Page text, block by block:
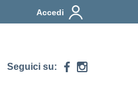
Accedi
Seguici su: